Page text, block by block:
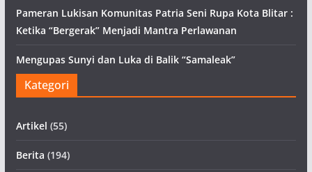
Pameran Lukisan Komunitas Patria Seni Rupa Kota Blitar :
Ketika “Bergerak” Menjadi Mantra Perlawanan
Mengupas Sunyi dan Luka di Balik “Samaleak”
Kategori
Artikel (55)
Berita (194)